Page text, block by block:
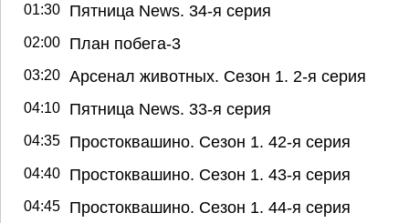
01:30 Пятница News. 34-я серия
02:00 План побега-3
03:20 Арсенал животных. Сезон 1. 2-я серия
04:10 Пятница News. 33-я серия
04:35 Простоквашино. Сезон 1. 42-я серия
04:40 Простоквашино. Сезон 1. 43-я серия
04:45 Простоквашино. Сезон 1. 44-я серия